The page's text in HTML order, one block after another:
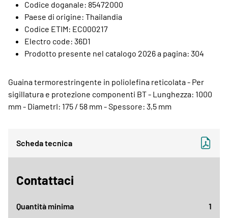
Codice doganale: 85472000
Paese di origine: Thailandia
Codice ETIM: EC000217
Electro code: 36D1
Prodotto presente nel catalogo 2026 a pagina: 304
Guaina termorestringente in poliolefina reticolata - Per
sigillatura e protezione componenti BT - Lunghezza: 1000
mm - DiametrI: 175 / 58 mm - Spessore: 3,5 mm
Scheda tecnica
Contattaci
Quantità minima 1